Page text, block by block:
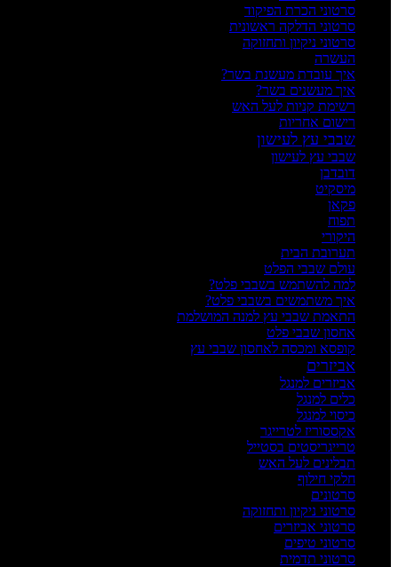
סרטוני הכרת הפיקוד
סרטוני הדלקה ראשונית
סרטוני ניקיון ותחזוקה
העשרה
איך עובדת מעשנת בשר?
איך מעשנים בשר?
רשימת קניות לעל האש
רישום אחריות
שבבי עץ לעישון
שבבי עץ לעישון
דובדבן
מיסקיט
פקאן
תפוח
היקורי
תערובת הבית
עולם שבבי הפלט
למה להשתמש בשבבי פלט?
איך משתמשים בשבבי פלט?
התאמת שבבי עץ למנה המושלמת
אחסון שבבי פלט
קופסא ומכסה לאחסון שבבי עץ
אביזרים
אביזרים למנגל
כלים למנגל
כיסוי למנגל
אקססוריז לטרייגר
טרייגריסטים בסטייל
תבלינים לעל האש
חלקי חילוף
סרטונים
סרטוני ניקיון ותחזוקה
סרטוני אביזרים
סרטוני טיפים
סרטוני תדמית